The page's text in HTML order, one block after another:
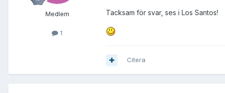
Medlem
1
Tacksam för svar, ses i Los Santos!
Citera